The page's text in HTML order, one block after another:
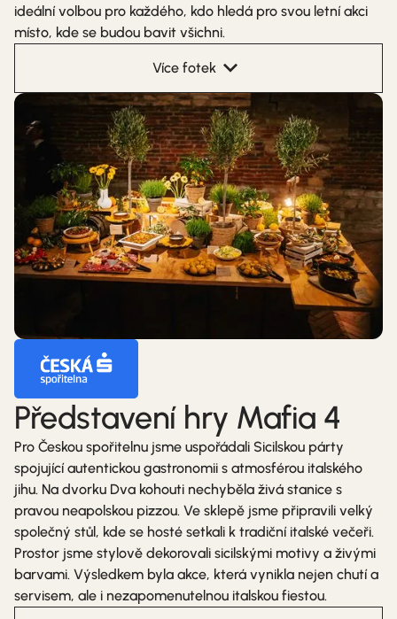
ideální volbou pro každého, kdo hledá pro svou letní akci
místo, kde se budou bavit všichni.
Více fotek
Představení hry Mafia 4
Pro Českou spořitelnu jsme uspořádali Sicilskou párty
spojující autentickou gastronomii s atmosférou italského
jihu. Na dvorku Dva kohouti nechyběla živá stanice s
pravou neapolskou pizzou. Ve sklepě jsme připravili velký
společný stůl, kde se hosté setkali k tradiční italské večeři.
Prostor jsme stylově dekorovali sicilskými motivy a živými
barvami. Výsledkem byla akce, která vynikla nejen chutí a
servisem, ale i nezapomenutelnou italskou fiestou.